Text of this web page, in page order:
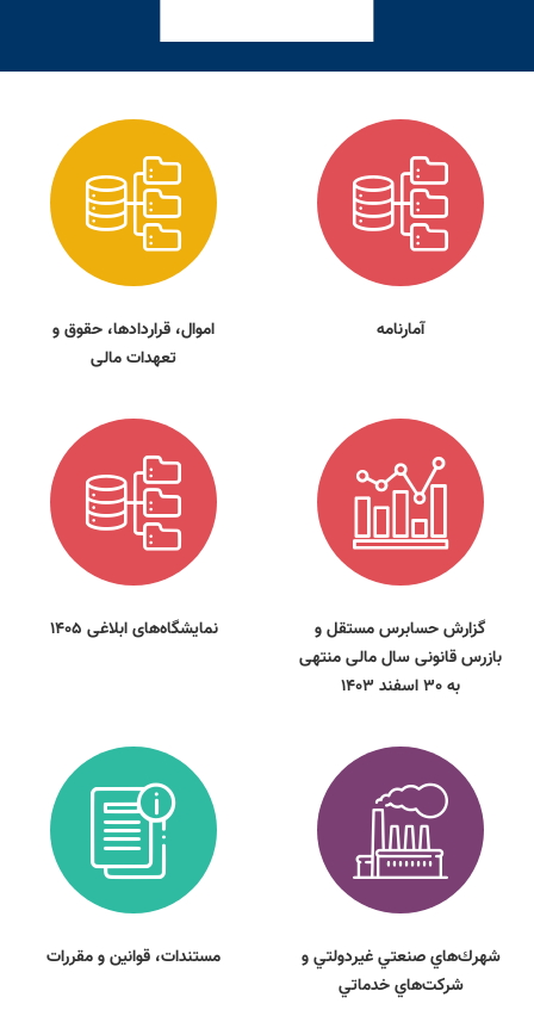
آمارنامه
اموال، قراردادها، حقوق و
تعهدات مالی
گزارش حسابرس مستقل و
بازرس قانونی سال مالی منتهی
به 30 اسفند 1403
نمایشگاه‌های ابلاغی 1405
شهرك‌هاي صنعتي غيردولتي و
شركت‌هاي خدماتي
مستندات، قوانين و مقررات